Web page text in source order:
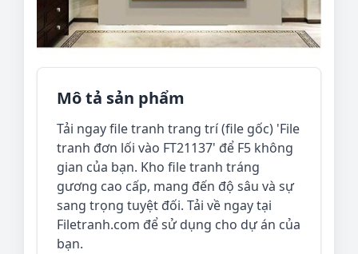
Mô tả sản phẩm
Tải ngay file tranh trang trí (file gốc) 'File
tranh đơn lối vào FT21137' để F5 không
gian của bạn. Kho file tranh tráng
gương cao cấp, mang đến độ sâu và sự
sang trọng tuyệt đối. Tải về ngay tại
Filetranh.com để sử dụng cho dự án của
bạn.